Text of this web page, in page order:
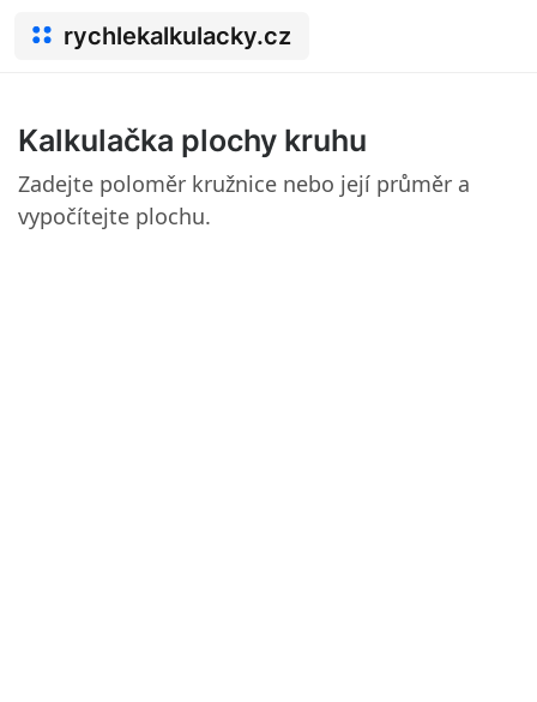
rychlekalkulacky.cz
Kalkulačka plochy kruhu
Zadejte poloměr kružnice nebo její průměr a
vypočítejte plochu.